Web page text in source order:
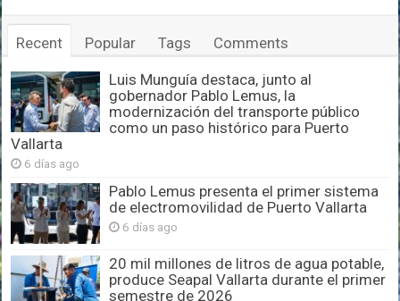
Recent Popular Tags Comments
Luis Munguía destaca, junto al
gobernador Pablo Lemus, la
modernización del transporte público
como un paso histórico para Puerto
Vallarta
6 días ago
Pablo Lemus presenta el primer sistema
de electromovilidad de Puerto Vallarta
6 días ago
20 mil millones de litros de agua potable,
produce Seapal Vallarta durante el primer
semestre de 2026